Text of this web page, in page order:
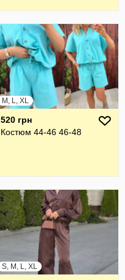
M, L, XL
520 грн
Костюм 44-46 46-48
S, M, L, XL